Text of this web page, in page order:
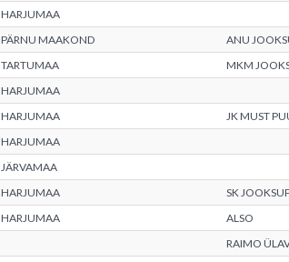
HARJUMAA
PÄRNU MAAKOND
ANU
TARTUMAA
MKM
HARJUMAA
HARJUMAA
JK MUST
HARJUMAA
JÄRVAMAA
HARJUMAA
SK
HARJUMAA
ALSO
RAIMO